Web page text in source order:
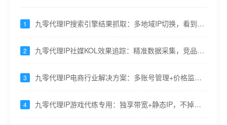
1
九零代理IP搜索引擎结果抓取：多地域IP切换，看到真
2
九零代理IP社媒KOL效果追踪：精准数据采集，竞品分
3
九零代理IP电商行业解决方案：多账号管理+价格监控
4
九零代理IP游戏代练专用：独享带宽+静态IP，不掉线